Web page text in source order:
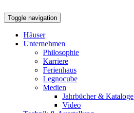
Toggle navigation
Häuser
Unternehmen
Philosophie
Karriere
Ferienhaus
Legnocube
Medien
Jahrbücher & Kataloge
Video